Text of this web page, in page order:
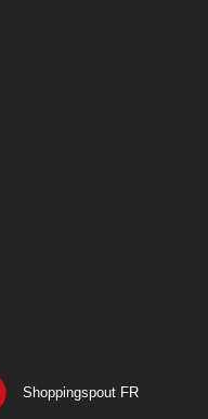
Shoppingspout FR